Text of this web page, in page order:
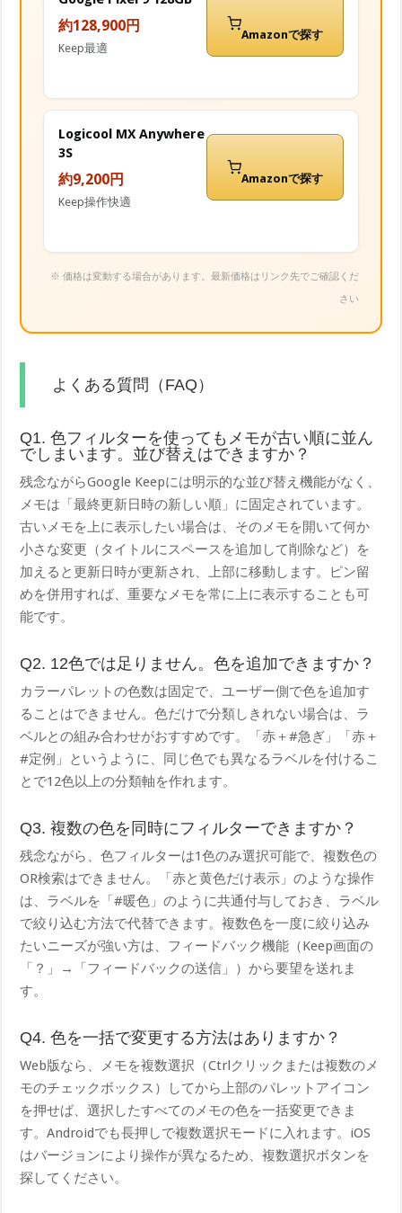
約128,900円
Keep最適
Amazonで探す
Logicool MX Anywhere
3S
約9,200円
Keep操作快適
Amazonで探す
※ 価格は変動する場合があります。最新価格はリンク先でご確認くだ
さい
よくある質問（FAQ）
Q1. 色フィルターを使ってもメモが古い順に並ん
でしまいます。並び替えはできますか？
残念ながらGoogle Keepには明示的な並び替え機能がなく、
メモは「最終更新日時の新しい順」に固定されています。
古いメモを上に表示したい場合は、そのメモを開いて何か
小さな変更（タイトルにスペースを追加して削除など）を
加えると更新日時が更新され、上部に移動します。ピン留
めを併用すれば、重要なメモを常に上に表示することも可
能です。
Q2. 12色では足りません。色を追加できますか？
カラーパレットの色数は固定で、ユーザー側で色を追加す
ることはできません。色だけで分類しきれない場合は、ラ
ベルとの組み合わせがおすすめです。「赤＋#急ぎ」「赤＋
#定例」というように、同じ色でも異なるラベルを付けるこ
とで12色以上の分類軸を作れます。
Q3. 複数の色を同時にフィルターできますか？
残念ながら、色フィルターは1色のみ選択可能で、複数色の
OR検索はできません。「赤と黄色だけ表示」のような操作
は、ラベルを「#暖色」のように共通付与しておき、ラベル
で絞り込む方法で代替できます。複数色を一度に絞り込み
たいニーズが強い方は、フィードバック機能（Keep画面の
「？」→「フィードバックの送信」）から要望を送れま
す。
Q4. 色を一括で変更する方法はありますか？
Web版なら、メモを複数選択（Ctrlクリックまたは複数のメ
モのチェックボックス）してから上部のパレットアイコン
を押せば、選択したすべてのメモの色を一括変更できま
す。Androidでも長押しで複数選択モードに入れます。iOS
はバージョンにより操作が異なるため、複数選択ボタンを
探してください。